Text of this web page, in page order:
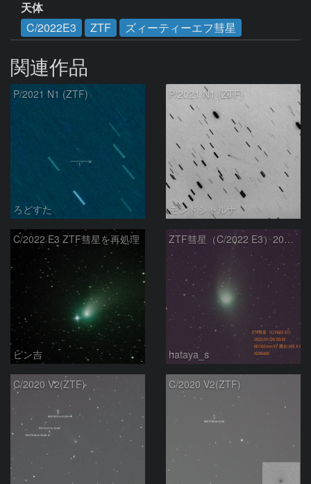
天体
C/2022E3
ZTF ズィーティーエフ彗星
関連作品
P/2021 N1 (ZTF)
ろどすた
P/2021 N1 (ZTF)
モンドシャルナ
C/2022 E3 ZTF彗星を再処理
ピン吉
ZTF彗星（C/2022 E3）2023/01/26
hataya_s
C/2020 V2(ZTF) C/2020 V2(ZTF)